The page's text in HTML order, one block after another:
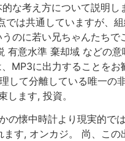
な考え方について説明し
は共通していますが、組
のに若い兄ちゃんたちで
有意水準 棄却域 などの意
MP3に出力することをお
して分離している唯一の
ます, 投資。
の懐中時計より現実的で
す, オンカジ。 尚、この